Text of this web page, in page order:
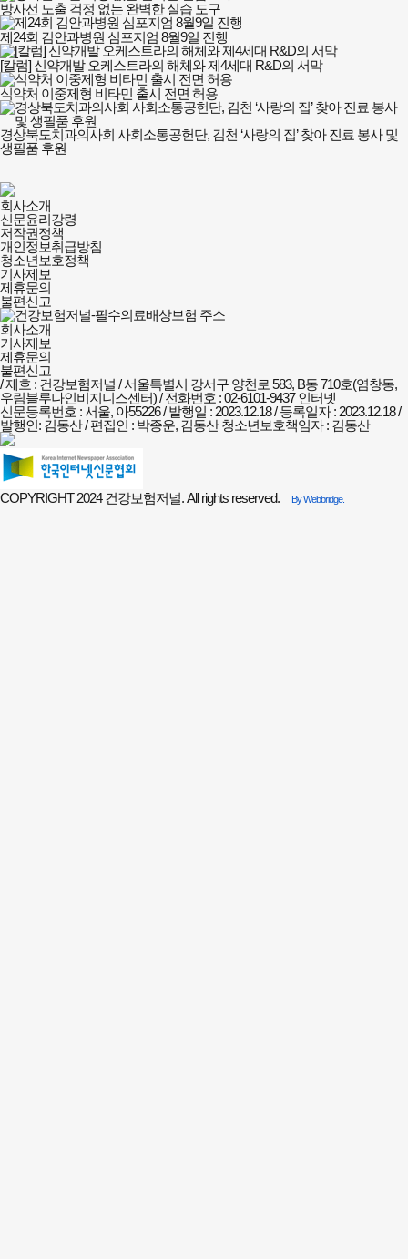
방사선 노출 걱정 없는 완벽한 실습 도구
제24회 김안과병원 심포지엄 8월9일 진행
[칼럼] 신약개발 오케스트라의 해체와 제4세대 R&D의 서막
식약처 이중제형 비타민 출시 전면 허용
경상북도치과의사회 사회소통공헌단, 김천 ‘사랑의 집’ 찾아 진료 봉사 및
생필품 후원
건강보험저널-
필수의료배상보험
회사소개
및
정책안내
회사소개
신문윤리강령
저작권정책
개인정보취급방침
청소년보호정책
기사제보
제휴문의
불편신고
회사소개
기사제보
제휴문의
불편신고
/ 제호 : 건강보험저널 /서울특별시 강서구 양천로 583, B동 710호(염창동,
우림블루나인비지니스센터) / 전화번호 : 02-6101-9437인터넷
신문등록번호 : 서울, 아55226 / 발행일 : 2023.12.18 / 등록일자 : 2023.12.18 /
발행인: 김동산 / 편집인 : 박종운, 김동산청소년보호책임자 : 김동산
COPYRIGHT 2024 건강보험저널. All rights reserved. By Webbridge.